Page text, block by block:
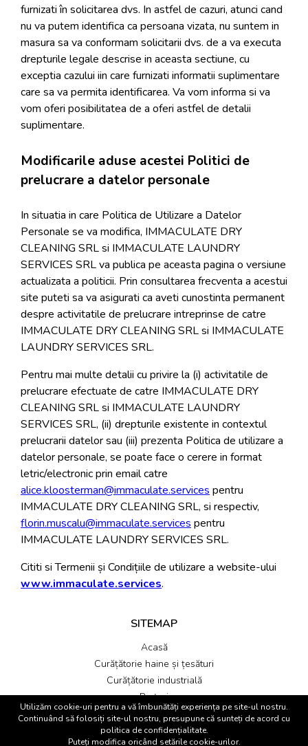
furnizati în solicitarea dvs. In astfel de cazuri, atunci cand
nu va putem identifica ca persoana vizata, nu suntem in
masura sa va conformam solicitarii dvs. de a va executa
drepturile legale descrise in aceasta sectiune, cu
exceptia cazului iin care furnizati informatii suplimentare
care sa va permita identificarea. Va vom informa si va
vom oferi posibilitatea de a oferi astfel de detalii
suplimentare.
Modificarile aduse acestei Politici de
prelucrare a datelor personale
In situatia in care Politica de Utilizare a Datelor
Personale se va modifica, IMMACULATE DRY
CLEANING SRL si IMMACULATE LAUNDRY
SERVICES SRL va publica pe aceasta pagina o versiune
actualizata a politicii. Prin consultarea frecventa a acestui
site puteti sa va asigurati ca aveti cunostinta permanent
despre activitatile de prelucrare intreprinse de catre
IMMACULATE DRY CLEANING SRL si IMMACULATE
LAUNDRY SERVICES SRL.
Pentru mai multe detalii cu privire la (i) activitatile de
prelucrare efectuate de catre IMMACULATE DRY
CLEANING SRL si IMMACULATE LAUNDRY
SERVICES SRL, (ii) drepturile existente in contextul
prelucrarii datelor sau (iii) prezenta Politica de utilizare a
datelor personale, se poate face o cerere in format
letric/electronic prin email catre
alice.kloosterman@immaculate.services pentru
IMMACULATE DRY CLEANING SRL, si respectiv,
florin.muscalu@immaculate.services pentru
IMMACULATE LAUNDRY SERVICES SRL.
Cititi si Termenii și Condițiile de utilizare a website-ului
www.immaculate.services.
SITEMAP
Acasă
Curățătorie haine și țesături
Curățătorie industrială
Prețuri
Contact
Termeni și condiții
Utilizăm cookie-uri pentru a vă îmbunătăți experiența pe site-ul nostru.
Continuând să folosiți site-ul nostru, presupune că sunteți de acord cu
politica de confidențialitate.
Puteți modifica oricând setările cookie-urilor.